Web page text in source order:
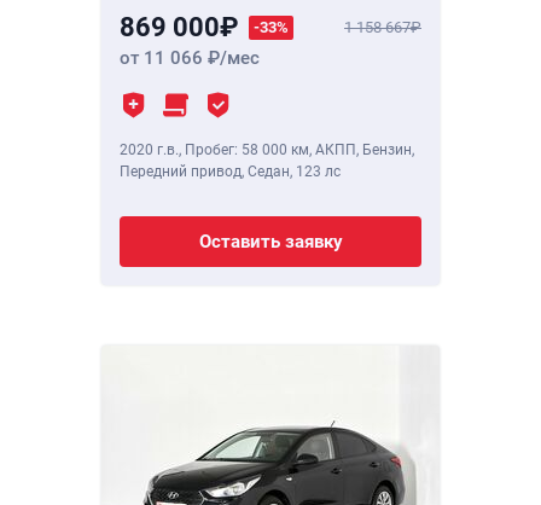
869 000 -33% 1 158 667
от 11 066 /мес
2020 г.в., Пробег: 58 000 км, АКПП, Бензин,
Передний привод, Седан, 123 лс
Оставить заявку